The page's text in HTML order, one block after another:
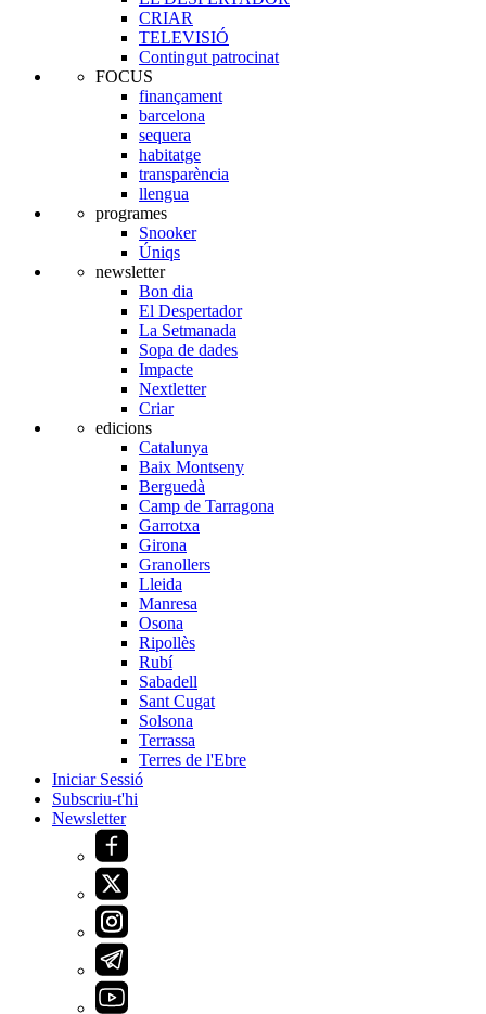
CRIAR
TELEVISIÓ
Contingut patrocinat
FOCUS
finançament
barcelona
sequera
habitatge
transparència
llengua
programes
Snooker
Úniqs
newsletter
Bon dia
El Despertador
La Setmanada
Sopa de dades
Impacte
Nextletter
Criar
edicions
Catalunya
Baix Montseny
Berguedà
Camp de Tarragona
Garrotxa
Girona
Granollers
Lleida
Manresa
Osona
Ripollès
Rubí
Sabadell
Sant Cugat
Solsona
Terrassa
Terres de l'Ebre
Iniciar Sessió
Subscriu-t'hi
Newsletter